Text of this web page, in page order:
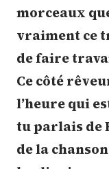
morceaux
vraiment ce
de faire
Ce côté
l’heure qui
tu parlais de
de la